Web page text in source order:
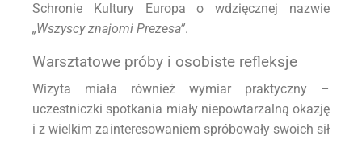
Schronie Kultury Europa o wdzięcznej nazwie
„Wszyscy znajomi Prezesa”.
Warsztatowe próby i osobiste refleksje
Wizyta miała również wymiar praktyczny –
uczestniczki spotkania miały niepowtarzalną okazję
i z wielkim zainteresowaniem spróbowały swoich sił